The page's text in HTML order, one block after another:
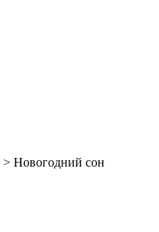
> Новогодний сон